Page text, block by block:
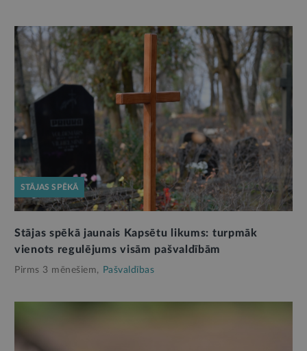
STĀJAS SPĒKĀ
Stājas spēkā jaunais Kapsētu likums: turpmāk
vienots regulējums visām pašvaldībām
Pirms 3 mēnešiem, Pašvaldības